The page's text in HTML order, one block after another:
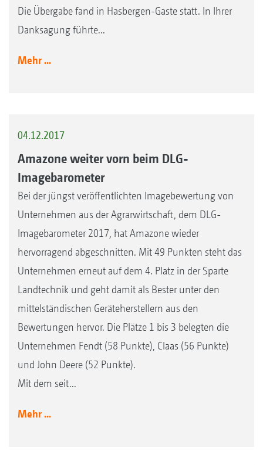
Die Übergabe fand in Hasbergen-Gaste statt. In Ihrer
Danksagung führte...
Mehr ...
04.12.2017
Amazone weiter vorn beim DLG-
Imagebarometer
Bei der jüngst veröffentlichten Imagebewertung von
Unternehmen aus der Agrarwirtschaft, dem DLG-
Imagebarometer 2017, hat Amazone wieder
hervorragend abgeschnitten. Mit 49 Punkten steht das
Unternehmen erneut auf dem 4. Platz in der Sparte
Landtechnik und geht damit als Bester unter den
mittelständischen Geräteherstellern aus den
Bewertungen hervor. Die Plätze 1 bis 3 belegten die
Unternehmen Fendt (58 Punkte), Claas (56 Punkte)
und John Deere (52 Punkte).
Mit dem seit...
Mehr ...